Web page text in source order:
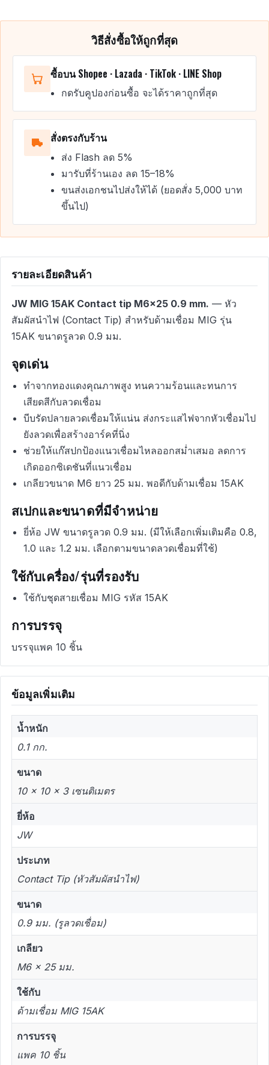
วิธีสั่งซื้อให้ถูกที่สุด
ซื้อบน Shopee · Lazada · TikTok · LINE Shop
กดรับคูปองก่อนซื้อ จะได้ราคาถูกที่สุด
สั่งตรงกับร้าน
ส่ง Flash ลด 5%
มารับที่ร้านเอง ลด 15–18%
ขนส่งเอกชนไปส่งให้ได้ (ยอดสั่ง 5,000 บาท
ขึ้นไป)
รายละเอียดสินค้า
JW MIG 15AK Contact tip M6x25 0.9 mm. — หัว
สัมผัสนำไฟ (Contact Tip) สำหรับด้ามเชื่อม MIG รุ่น
15AK ขนาดรูลวด 0.9 มม.
จุดเด่น
ทำจากทองแดงคุณภาพสูง ทนความร้อนและทนการ
เสียดสีกับลวดเชื่อม
บีบรัดปลายลวดเชื่อมให้แน่น ส่งกระแสไฟจากหัวเชื่อมไป
ยังลวดเพื่อสร้างอาร์คที่นิ่ง
ช่วยให้แก๊สปกป้องแนวเชื่อมไหลออกสม่ำเสมอ ลดการ
เกิดออกซิเดชันที่แนวเชื่อม
เกลียวขนาด M6 ยาว 25 มม. พอดีกับด้ามเชื่อม 15AK
สเปกและขนาดที่มีจำหน่าย
ยี่ห้อ JW ขนาดรูลวด 0.9 มม. (มีให้เลือกเพิ่มเติมคือ 0.8,
1.0 และ 1.2 มม. เลือกตามขนาดลวดเชื่อมที่ใช้)
ใช้กับเครื่อง/รุ่นที่รองรับ
ใช้กับชุดสายเชื่อม MIG รหัส 15AK
การบรรจุ
บรรจุแพค 10 ชิ้น
ข้อมูลเพิ่มเติม
น้ำหนัก
0.1 กก.
ขนาด
10 × 10 × 3 เซนติเมตร
ยี่ห้อ
JW
ประเภท
Contact Tip (หัวสัมผัสนำไฟ)
ขนาด
0.9 มม. (รูลวดเชื่อม)
เกลียว
M6 x 25 มม.
ใช้กับ
ด้ามเชื่อม MIG 15AK
การบรรจุ
แพค 10 ชิ้น